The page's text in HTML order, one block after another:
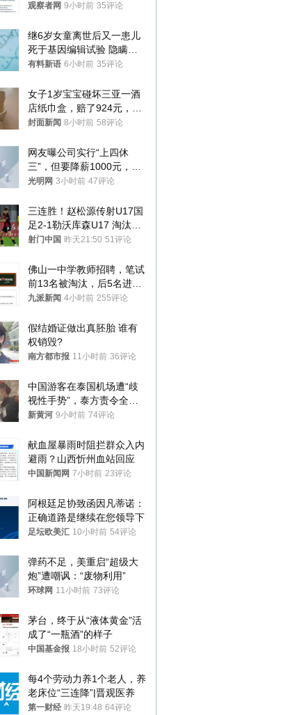
今后应继续在其领导下前行
观察者网 9小时前 35评论
继6岁女童离世后又一患儿
死于基因编辑试验 隐瞒一
年才对外披露
有料新语 6小时前 35评论
女子1岁宝宝碰坏三亚一酒
店纸巾盒，赔了924元，发
帖吐槽后酒店退还一半的
封面新闻 8小时前 58评论
网友曝公司实行“上四休
三”，但要降薪1000元，不
接受只能辞职
光明网 3小时前 47评论
三连胜！赵松源传射U17国
足2-1勒沃库森U17 淘汰赛
将战河床
射门中国 昨天21:50 51评论
佛山一中学教师招聘，笔试
前13名被淘汰，后5名进体
检，被疑萝卜岗，官方通
九派新闻 4小时前 255评论
假结婚证做出真胚胎 谁有
权销毁?
南方都市报 11小时前 36评论
中国游客在泰国机场遭“歧
视性手势”，泰方责令全面
调查，对责任人采取最严厉
新黄河 9小时前 74评论
献血屋暴雨时阻拦群众入内
避雨？山西忻州血站回应
中国新闻网 7小时前 23评论
阿根廷足协致函因凡蒂诺：
正确道路是继续在您领导下
足坛欧美汇 10小时前 54评论
弹药不足，美重启“超级大
炮”遭嘲讽：“废物利用”
环球网 11小时前 73评论
茅台，终于从“液体黄金”活
成了“一瓶酒”的样子
中国基金报 18小时前 52评论
每4个劳动力养1个老人，养
老床位“三连降”|晋观医养
第一财经 昨天19:48 64评论